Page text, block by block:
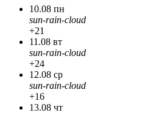
10.08 пн
sun-rain-cloud
+21
11.08 вт
sun-rain-cloud
+24
12.08 ср
sun-rain-cloud
+16
13.08 чт